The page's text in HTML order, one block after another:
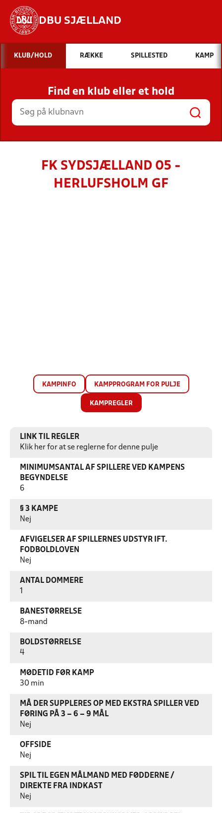
DBU SJÆLLAND
Hvad vil du søge efter?
INDHOLD OG NYHEDER
STILLINGER, RESULTATER, KLUBBER OG
HOLD
KLUB/HOLD RÆKKE SPILLESTED KAMP
Find en klub eller et hold
FK SYDSJÆLLAND 05 -
HERLUFSHOLM GF
KAMPINFO KAMPPROGRAM FOR PULJE
KAMPREGLER
LINK TIL REGLER
Klik her for at se reglerne for denne pulje
MINIMUMSANTAL AF SPILLERE VED KAMPENS
BEGYNDELSE
6
§ 3 KAMPE
Nej
AFVIGELSER AF SPILLERNES UDSTYR IFT.
FODBOLDLOVEN
Nej
ANTAL DOMMERE
BANESTØRRELSE
8-mand
BOLDSTØRRELSE
4
MØDETID FØR KAMP
30 min
MÅ DER SUPPLERES OP MED EKSTRA SPILLER VED
FØRING PÅ 3 – 6 – 9 MÅL
Nej
OFFSIDE
Nej
SPIL TIL EGEN MÅLMAND MED FØDDERNE /
DIREKTE FRA INDKAST
Nej